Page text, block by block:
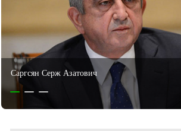
Рубен Варданян